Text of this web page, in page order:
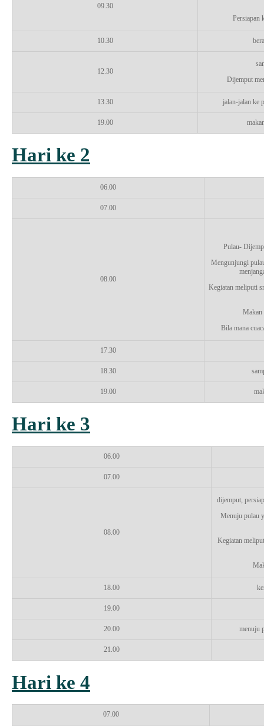
09.30
Persiapan
10.30
12.30
Dijemput
13.30 jalan-jalan ke
19.00
Hari ke 2
06.00
07.00
08.00
Pulau-
Mengunjungi
Kegiatan meliputi
Makan
Bila mana
17.30
18.30
19.00
Hari ke 3
06.00
07.00
08.00
dijemput,
Menuju pulau
Kegiatan
18.00
19.00
20.00 menuju
21.00
Hari ke 4
07.00